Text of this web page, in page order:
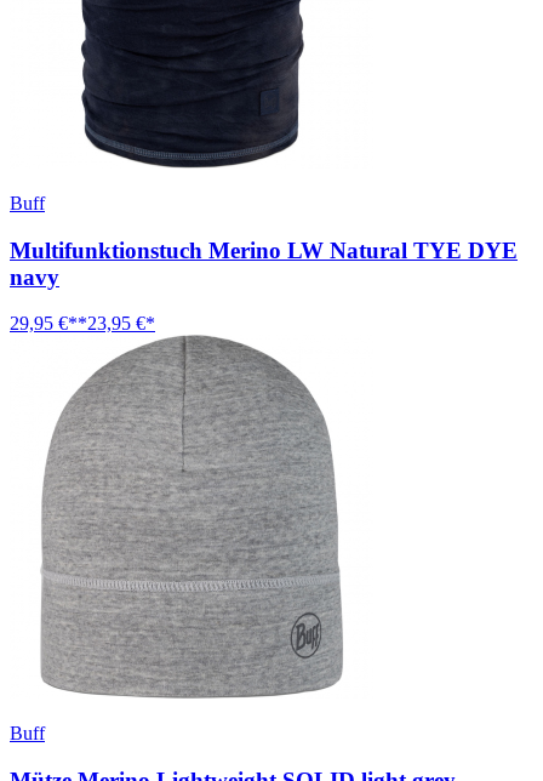
Buff
Multifunktionstuch Merino LW Natural TYE DYE
navy
29,95 €**23,95 €*
Buff